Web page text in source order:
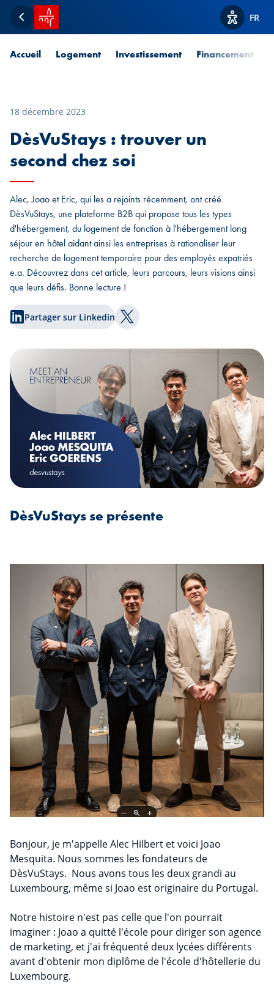
Retour
Accueil SPUERKEESS
Afficher
FR
Accueil Logement Investissement Financement
18 décembre 2023
DèsVuStays : trouver un
second chez soi
Alec, Joao et Eric, qui les a rejoints récemment, ont créé
DèsVuStays, une plateforme B2B qui propose tous les types
d'hébergement, du logement de fonction à l'hébergement long
séjour en hôtel aidant ainsi les entreprises à rationaliser leur
recherche de logement temporaire pour des employés expatriés
e.a. Découvrez dans cet article, leurs parcours, leurs visions ainsi
que leurs défis. Bonne lecture !
Partager sur Linkedin Partager sur Twitter
DèsVuStays se présente
Bonjour, je m'appelle Alec Hilbert et voici Joao
Mesquita. Nous sommes les fondateurs de
DèsVuStays. Nous avons tous les deux grandi au
Luxembourg, même si Joao est originaire du Portugal.
Notre histoire n'est pas celle que l'on pourrait
imaginer : Joao a quitté l'école pour diriger son agence
de marketing, et j'ai fréquenté deux lycées différents
avant d'obtenir mon diplôme de l'école d'hôtellerie du
Luxembourg.